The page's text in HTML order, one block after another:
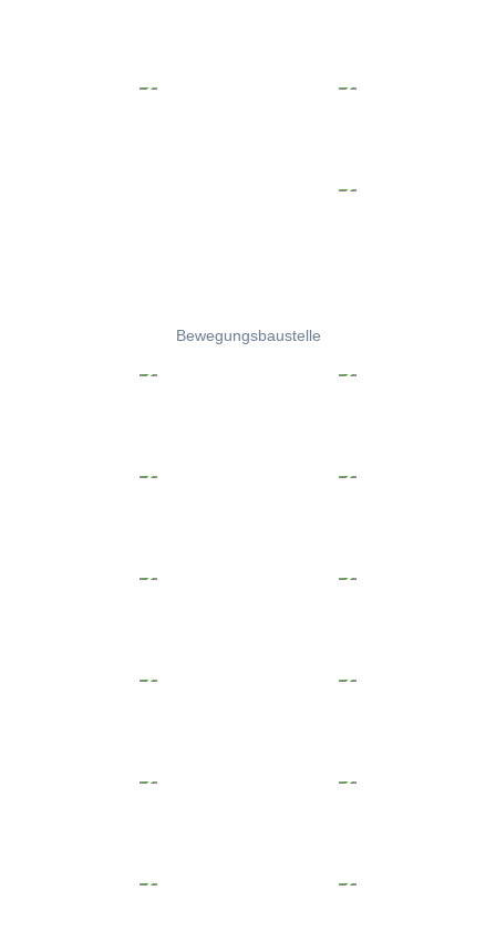
Bewegungsbaustelle